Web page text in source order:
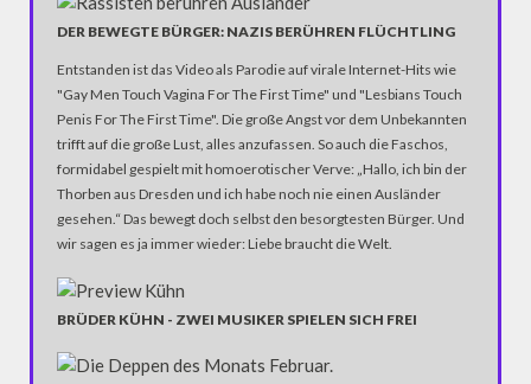
DER BEWEGTE BÜRGER: NAZIS BERÜHREN FLÜCHTLING
Entstanden ist das Video als Parodie auf virale Internet-Hits wie
"Gay Men Touch Vagina For The First Time" und "Lesbians Touch
Penis For The First Time". Die große Angst vor dem Unbekannten
trifft auf die große Lust, alles anzufassen. So auch die Faschos,
formidabel gespielt mit homoerotischer Verve: „Hallo, ich bin der
Thorben aus Dresden und ich habe noch nie einen Ausländer
gesehen.“ Das bewegt doch selbst den besorgtesten Bürger. Und
wir sagen es ja immer wieder: Liebe braucht die Welt.
BRÜDER KÜHN - ZWEI MUSIKER SPIELEN SICH FREI